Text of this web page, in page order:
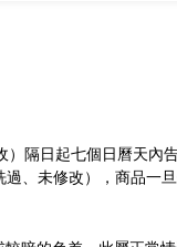
隔日起七個日曆天內
、未修改） ，商品一